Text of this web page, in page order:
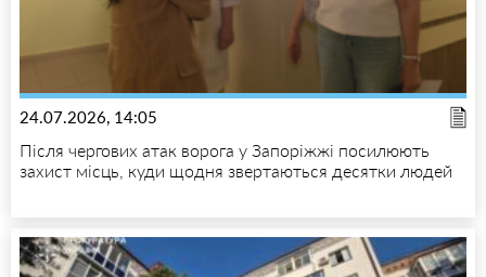
24.07.2026, 14:05
Після чергових атак ворога у Запоріжжі посилюють
захист місць, куди щодня звертаються десятки людей